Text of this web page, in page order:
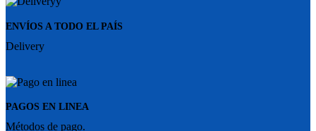
ENVÍOS A TODO EL PAÍS
Delivery
PAGOS EN LINEA
Métodos de pago.